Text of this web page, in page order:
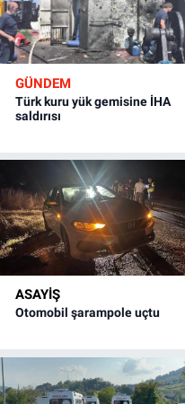
GÜNDEM
Türk kuru yük gemisine İHA
saldırısı
ASAYİŞ
Otomobil şarampole uçtu